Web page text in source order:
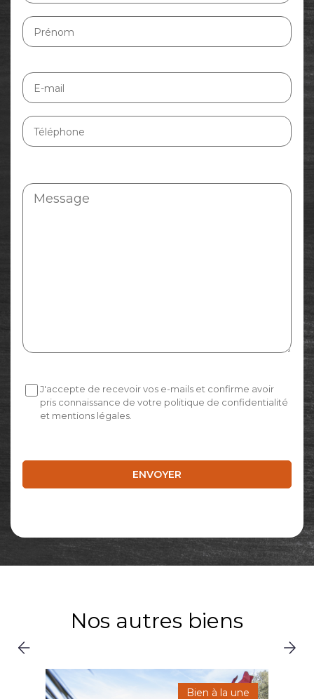
J'accepte de recevoir vos e-mails et confirme avoir
pris connaissance de votre politique de confidentialité
et mentions légales.
Nos autres biens
Bien à la une